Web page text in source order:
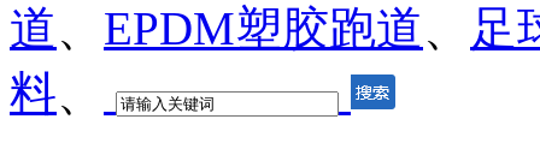
道、 EPDM塑胶跑道、 足
料、